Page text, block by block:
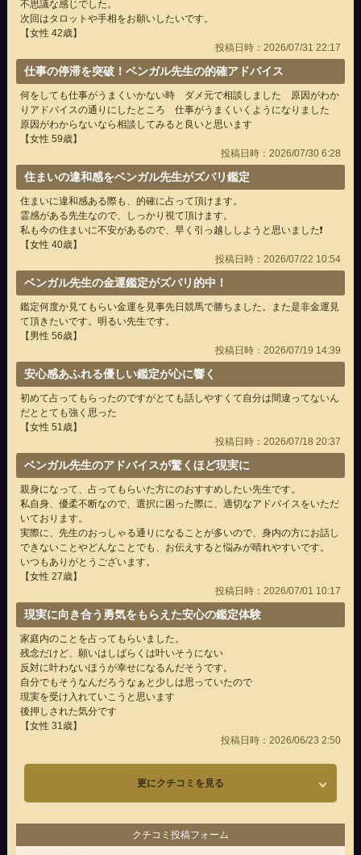
不思議な感じでした。
次回はタロットや手相をお願いしたいです。
【女性 42歳】
投稿日時：2026/07/31 22:17
仕事の停滞を突破！ベンガル先生の的確アドバイス
何をしても仕事がうまくいかない時 ダメ元で相談しました 原因がわか
りアドバイスの通りにしたところ 仕事がうまくいくようになりました
原因がわからないなら相談してみると良いと思います
【女性 59歳】
投稿日時：2026/07/30 6:28
住まいの違和感をベンガル先生がズバリ鑑定
住まいに違和感ある際も、的確に占って頂けます。
霊感がある先生なので、しっかり視て頂けます。
私も今の住まいに不安があるので、早く引っ越ししようと思いました❗
【女性 40歳】
投稿日時：2026/07/22 10:54
ベンガル先生の金運鑑定がズバリ的中！
鑑定何度か見てもらい金運を見事先日競馬で勝ちました。また是非金運見
て頂きたいです。明るい先生です。
【男性 56歳】
投稿日時：2026/07/19 14:39
安心感あふれる優しい鑑定が心に響く
初めて占ってもらったのですがとても話しやすくて自分は間違ってないん
だととても強く思った
【女性 51歳】
投稿日時：2026/07/18 20:37
ベンガル先生のアドバイスが驚くほど現実に
親身になって、占ってもらいた方にのおすすめしたい先生です。
私自身、優柔不断なので、選択に困った際に、適切なアドバイスをいただ
いております。
実際に、先生のおっしゃる通りになることが多いので、身内の方にお話し
できないことやどんなことでも、お伝えすると悩みが晴れやすいです。
いつもありがとうございます。
【女性 27歳】
投稿日時：2026/07/01 10:17
現実に向き合う勇気をもらえた安心の鑑定体験
家庭内のことを占ってもらいました。
残念だけど、願いはしばらくは叶いそうにない
反対に叶わないほうが幸せになるんだそうです。
自分でもそうなんだろうなぁと少しは思っていたので
現実を受け入れていこうと思います
後押しされた気分です
【女性 31歳】
投稿日時：2026/06/23 2:50
更にクチコミを見る
クチコミ投稿フォーム